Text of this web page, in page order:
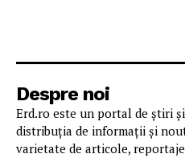
Despre noi
Erd.ro este un portal de știri
distribuția de informații și
varietate de articole,